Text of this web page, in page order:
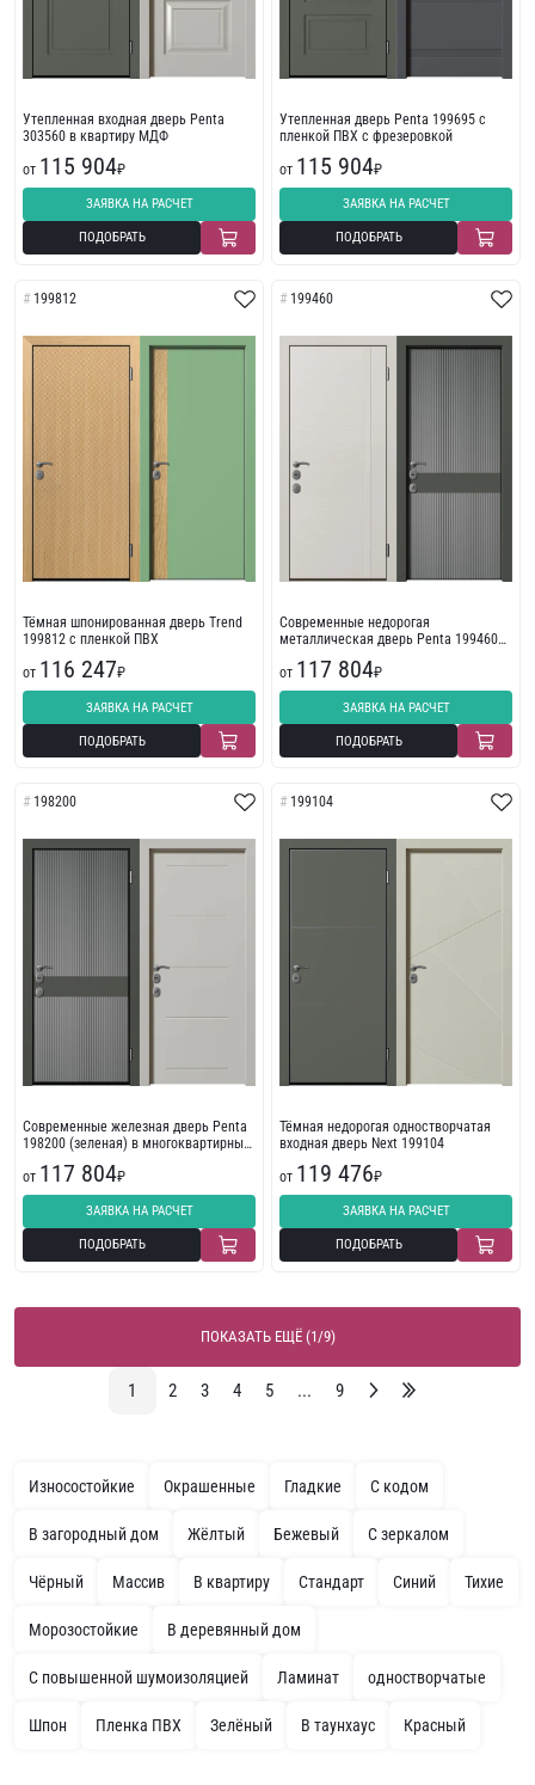
Утепленная входная дверь Penta
303560 в квартиру МДФ
от 115 904₽
ЗАЯВКА НА РАСЧЕТ
ПОДОБРАТЬ
Утепленная дверь Penta 199695 с
пленкой ПВХ с фрезеровкой
от 115 904₽
ЗАЯВКА НА РАСЧЕТ
ПОДОБРАТЬ
199812
Тёмная шпонированная дверь Trend
199812 с пленкой ПВХ
от 116 247₽
ЗАЯВКА НА РАСЧЕТ
ПОДОБРАТЬ
199460
Современные недорогая
металлическая дверь Penta 199460
от 117 804₽
ЗАЯВКА НА РАСЧЕТ
ПОДОБРАТЬ
198200
Современные железная дверь Penta
198200 (зеленая) в многоквартирный
от 117 804₽
ЗАЯВКА НА РАСЧЕТ
ПОДОБРАТЬ
199104
Тёмная недорогая одностворчатая
входная дверь Next 199104
от 119 476₽
ЗАЯВКА НА РАСЧЕТ
ПОДОБРАТЬ
ПОКАЗАТЬ ЕЩЁ (1/9)
1 2 3 4 5 ... 9
Износостойкие Окрашенные Гладкие С кодом
В загородный дом Жёлтый Бежевый С зеркалом
Чёрный Массив В квартиру Стандарт Синий Тихие
Морозостойкие В деревянный дом
С повышенной шумоизоляцией Ламинат одностворчатые
Шпон Пленка ПВХ Зелёный В таунхаус Красный